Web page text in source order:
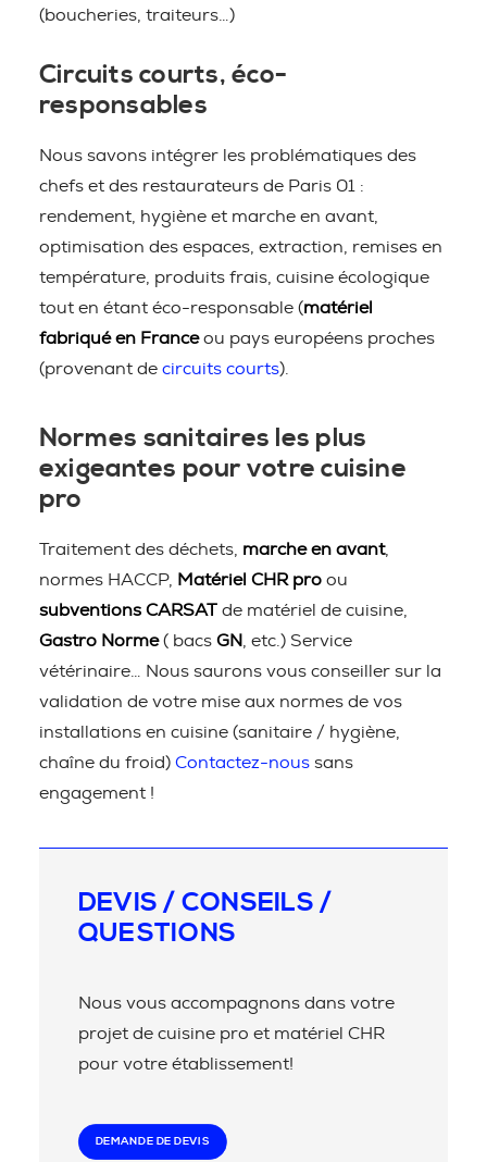
(boucheries, traiteurs…)
Circuits courts, éco-
responsables
Nous savons intégrer les problématiques des
chefs et des restaurateurs de Paris 01 :
rendement, hygiène et marche en avant,
optimisation des espaces, extraction, remises en
température, produits frais, cuisine écologique
tout en étant éco-responsable (matériel
fabriqué en Franceou pays européens proches
(provenant de circuits courts).
Normes sanitaires les plus
exigeantes pour votre cuisine
pro
Traitement des déchets, marche en avant,
normes HACCP,
Matériel CHR pro ou
subventions CARSAT de matériel de cuisine,
Gastro Norme( bacs GN
, etc.) Service
vétérinaire… Nous saurons vous conseiller sur la
validation de votre mise aux normes de vos
installations en cuisine (sanitaire / hygiène,
chaîne du froid) Contactez-nous sans
engagement !
DEVIS / CONSEILS /
QUESTIONS
Nous vous accompagnons dans votre
projet de cuisine pro et matériel CHR
pour votre établissement!
DEMANDE DE DEVIS